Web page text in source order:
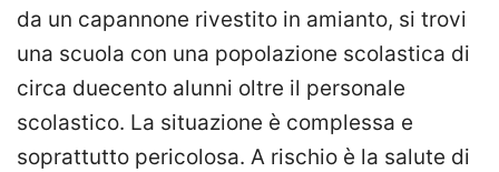
da un capannone rivestito in amianto, si trovi
una scuola con una popolazione scolastica di
circa duecento alunni oltre il personale
scolastico. La situazione è complessa e
soprattutto pericolosa. A rischio è la salute di